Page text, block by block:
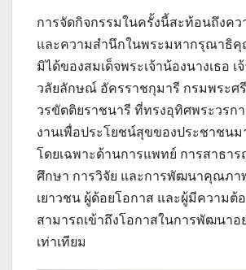
การจัดกิจกรรมในครั้งนี้สะท้อนถึงคว
และความสำนึกในพระมหากรุณาธิ
มิได้ของสมเด็จพระเจ้าน้องนางเธอ
วลัยลักษณ์ อัครราชกุมารี กรมพระศ
วรขัตติยราชนารี ที่ทรงอุทิศพระวรก
งานเพื่อประโยชน์สุขของประชาชนม
โดยเฉพาะด้านการแพทย์ การสาธา
ศึกษา การวิจัย และการพัฒนาคุณภา
เยาวชน ผู้ด้อยโอกาส และผู้มีความต้
สามารถเข้าถึงโอกาสในการพัฒนาอ
เท่าเทียม